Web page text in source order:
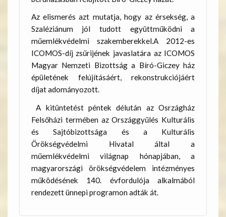
Az elismerés azt mutatja, hogy az érsekség, a
Szaléziánum jól tudott együttműködni a
műemlékvédelmi szakemberekkel.A 2012-es
ICOMOS-díj zsűrijének javaslatára az ICOMOS
Magyar Nemzeti Bizottság a Bíró-Giczey ház
épületének felújításáért, rekonstrukciójáért
díjat adományozott.
A kitüntetést péntek délután az Osrzágház
Felsőházi termében az Országgyűlés Kulturális
és Sajtóbizottsága és a Kulturális
Örökségvédelmi Hivatal által a
műemlékvédelmi világnap hónapjában, a
magyarországi örökségvédelem intézményes
működésének 140. évfordulója alkalmából
rendezett ünnepi programon adták át.